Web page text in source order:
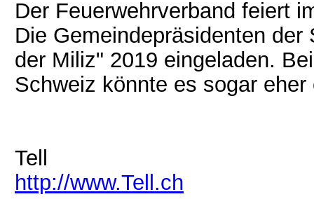
Der Feuerwehrverband feiert
Die Gemeindepräsidenten
der Miliz" 2019 eingeladen.
Schweiz könnte es sogar
Tell
http://www.Tell.ch